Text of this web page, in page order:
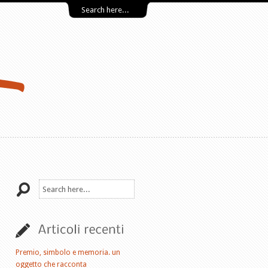
Premio, simbolo e memoria. un
oggetto che racconta